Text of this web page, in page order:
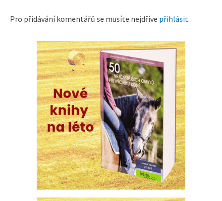
Pro přidávání komentářů se musíte nejdříve přihlásit.